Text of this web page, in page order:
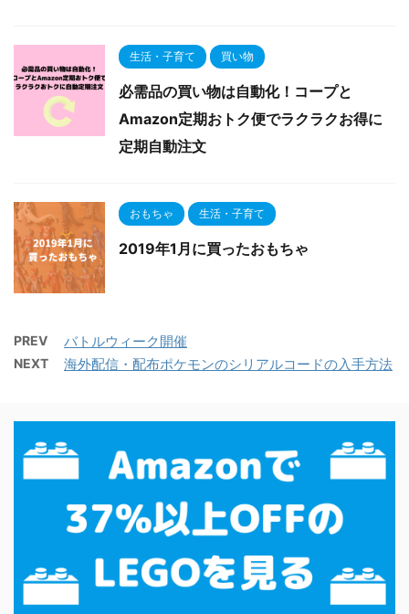
生活・子育て 買い物
必需品の買い物は自動化！コープと
Amazon定期おトク便でラクラクお得に
定期自動注文
おもちゃ 生活・子育て
2019年1月に買ったおもちゃ
PREV バトルウィーク開催
NEXT 海外配信・配布ポケモンのシリアルコードの入手方法